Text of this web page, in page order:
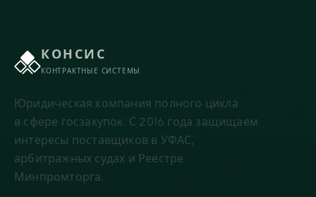
КОНСИС
КОНТРАКТНЫЕ СИСТЕМЫ
Юридическая компания полного цикла
в сфере госзакупок. С 2016 года защищаем
интересы поставщиков в УФАС,
арбитражных судах и Реестре
Минпромторга.